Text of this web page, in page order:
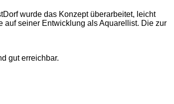
wurde das Konzept überarbeitet, leicht
auf seiner Entwicklung als Aquarellist. Die zur
gut erreichbar.